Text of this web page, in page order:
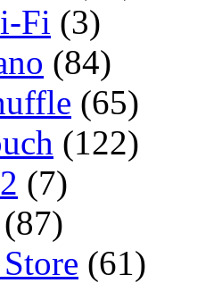
Fi (3)
(84)
(65)
(122)
(7)
(87)
(61)